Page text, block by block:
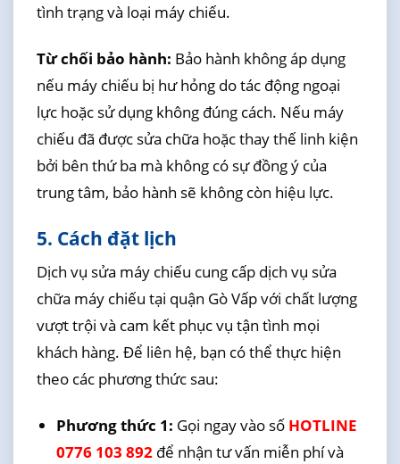
tình trạng và loại máy chiếu.
Từ chối bảo hành: Bảo hành không áp dụng
nếu máy chiếu bị hư hỏng do tác động ngoại
lực hoặc sử dụng không đúng cách. Nếu máy
chiếu đã được sửa chữa hoặc thay thế linh kiện
bởi bên thứ ba mà không có sự đồng ý của
trung tâm, bảo hành sẽ không còn hiệu lực.
5. Cách đặt lịch
Dịch vụ sửa máy chiếu cung cấp dịch vụ sửa
chữa máy chiếu tại quận Gò Vấp với chất lượng
vượt trội và cam kết phục vụ tận tình mọi
khách hàng. Để liên hệ, bạn có thể thực hiện
theo các phương thức sau:
Phương thức 1: Gọi ngay vào số HOTLINE
0776 103 892để nhận tư vấn miễn phí và